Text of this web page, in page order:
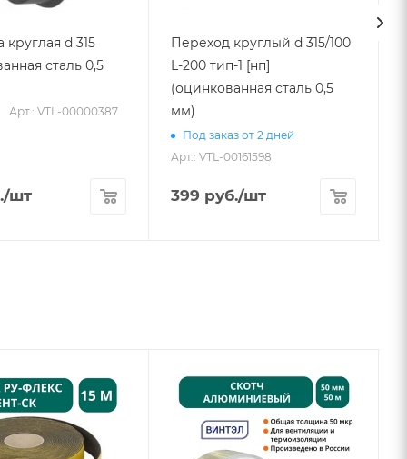
круглая d 315
сталь 0,5
Арт.: VTL-00000387
/шт
Переход круглый d 315/100
L-200 тип-1 [нп]
(оцинкованная сталь 0,5
мм)
Под заказ от 2 дней
Арт.: VTL-00161598
399 руб./шт